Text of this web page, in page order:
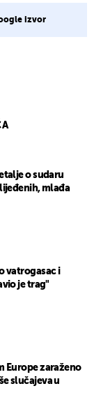
izvor
o sudaru
mlađa
vatrogasac i
je trag"
Europe zaraženo
slučajeva u